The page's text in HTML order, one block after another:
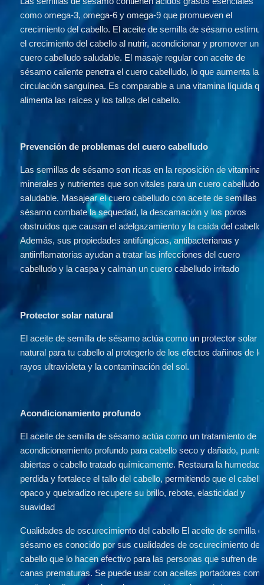
como omega-3, omega-6 y omega-9 que promueven el
crecimiento del cabello. El aceite de semilla de sésamo
el crecimiento del cabello al nutrir, acondicionar y promover un
cuero cabelludo saludable. El masaje regular con aceite de
sésamo caliente penetra el cuero cabelludo, lo que aumenta la
circulación sanguínea. Es comparable a una vitamina líquida
alimenta las raíces y los tallos del cabello.
Prevención de problemas del cuero cabelludo
Las semillas de sésamo son ricas en la reposición de
minerales y nutrientes que son vitales para un cuero cabelludo
saludable. Masajear el cuero cabelludo con aceite de semillas
sésamo combate la sequedad, la descamación y los poros
obstruidos que causan el adelgazamiento y la caída del cabello.
Además, sus propiedades antifúngicas, antibacterianas y
antiinflamatorias ayudan a tratar las infecciones del cuero
cabelludo y la caspa y calman un cuero cabelludo irritado
Protector solar natural
El aceite de semilla de sésamo actúa como un protector solar
natural para tu cabello al protegerlo de los efectos dañinos de
rayos ultravioleta y la contaminación del sol.
Acondicionamiento profundo
El aceite de semilla de sésamo actúa como un tratamiento de
acondicionamiento profundo para cabello seco y dañado,
abiertas o cabello tratado químicamente. Restaura la humedad
perdida y fortalece el tallo del cabello, permitiendo que el
opaco y quebradizo recupere su brillo, rebote, elasticidad y
suavidad
Cualidades de oscurecimiento del cabello El aceite de semilla
sésamo es conocido por sus cualidades de oscurecimiento del
cabello que lo hacen efectivo para las personas que sufren de
canas prematuras. Se puede usar con aceites portadores